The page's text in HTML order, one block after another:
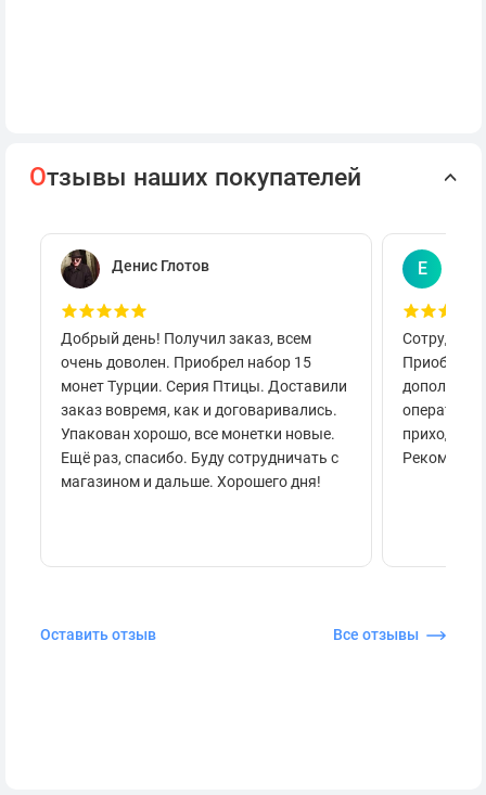
Отзывы наших покупателей
Денис Глотов
Добрый день! Получил заказ, всем
очень доволен. Приобрел набор 15
монет Турции. Серия Птицы. Доставили
заказ вовремя, как и договаривались.
Упакован хорошо, все монетки новые.
Ещё раз, спасибо. Буду сотрудничать с
магазином и дальше. Хорошего дня!
Е
приходило
Оставить отзыв Все отзывы